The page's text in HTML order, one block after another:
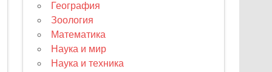
География
Зоология
Математика
Наука и мир
Наука и техника